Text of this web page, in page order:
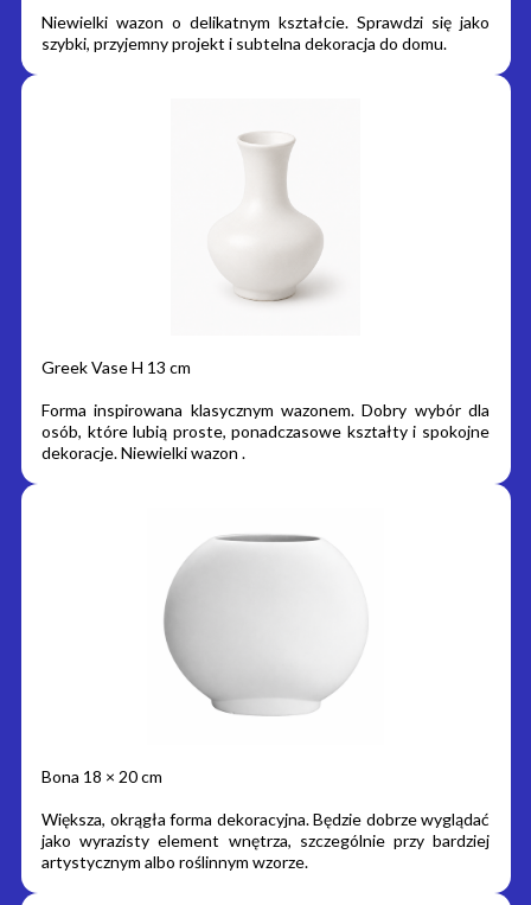
Niewielki wazon o delikatnym kształcie. Sprawdzi się jako
szybki, przyjemny projekt i subtelna dekoracja do domu.
Greek Vase H 13 cm
Forma inspirowana klasycznym wazonem. Dobry wybór dla
osób, które lubią proste, ponadczasowe kształty i spokojne
dekoracje. Niewielki wazon .
Bona 18 × 20 cm
Większa, okrągła forma dekoracyjna. Będzie dobrze wyglądać
jako wyrazisty element wnętrza, szczególnie przy bardziej
artystycznym albo roślinnym wzorze.